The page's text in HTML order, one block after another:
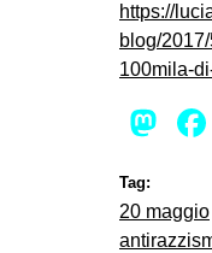
https://
blog/
100mila-
Tag:
20 maggio